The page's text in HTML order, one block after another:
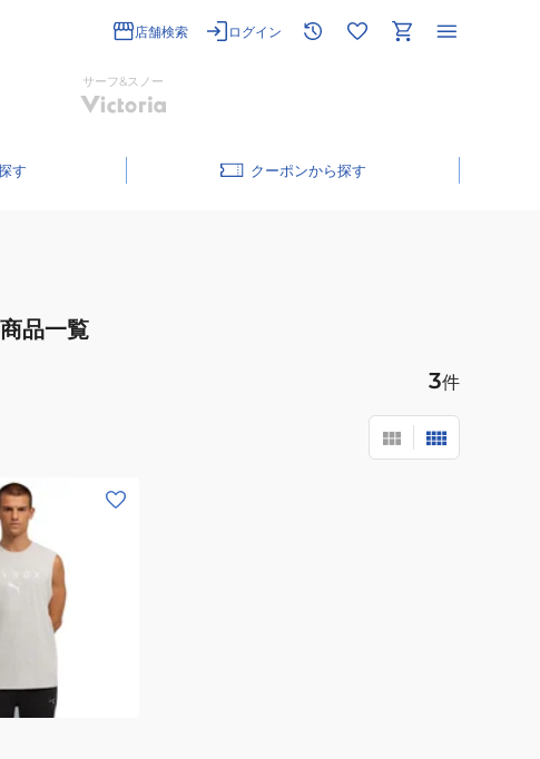
店舗検索 ログイン
サーフ&スノー
クーポン
品一覧
3件